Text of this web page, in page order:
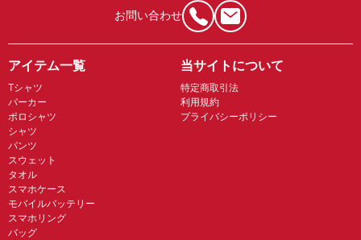
お問い合わせ
アイテム一覧
Tシャツ
パーカー
ポロシャツ
シャツ
パンツ
スウェット
タオル
スマホケース
モバイルバッテリー
スマホリング
バッグ
当サイトについて
特定商取引法
利用規約
プライバシーポリシー